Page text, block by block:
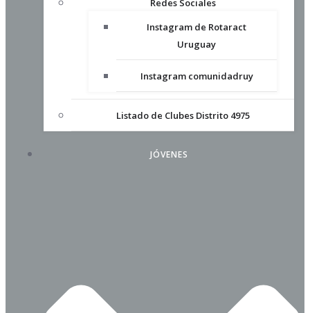
Instagram de Rotaract
Uruguay
Instagram comunidadruy
Listado de Clubes Distrito 4975
JÓVENES